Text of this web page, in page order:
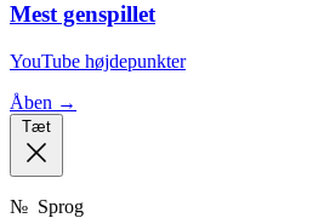
Mest genspillet
YouTube højdepunkter
Åben →
Tæt
№ Sprog